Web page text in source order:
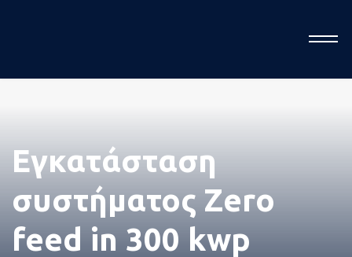
Η
Εγκατάσταση
συστήματος Zero
feed in 300 kwp